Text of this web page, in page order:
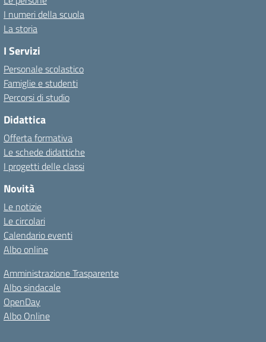
I numeri della scuola
La storia
I Servizi
Personale scolastico
Famiglie e studenti
Percorsi di studio
Didattica
Offerta formativa
Le schede didattiche
I progetti delle classi
Novità
Le notizie
Le circolari
Calendario eventi
Albo online
Amministrazione Trasparente
Albo sindacale
OpenDay
Albo Online